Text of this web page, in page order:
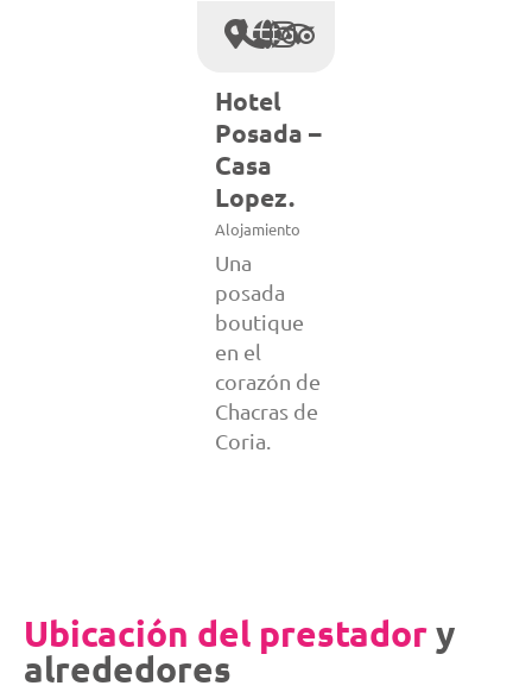
Hotel
Posada –
Casa
Lopez.
Alojamiento
Una
posada
boutique
en el
corazón de
Chacras de
Coria.
Ubicación del prestadory
alrededores